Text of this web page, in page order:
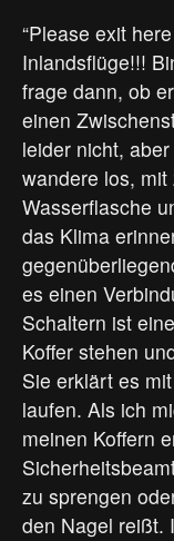
“Please exit
Inlandsflüge!!!
frage dann, ob
einen
leider nicht,
wandere los,
Wasserflasche
das Klima
es einen
Schaltern ist
Koffer stehen
Sie erklärt es
laufen. Als ich
meinen Koffern
zu sprengen
den Nagel reißt.